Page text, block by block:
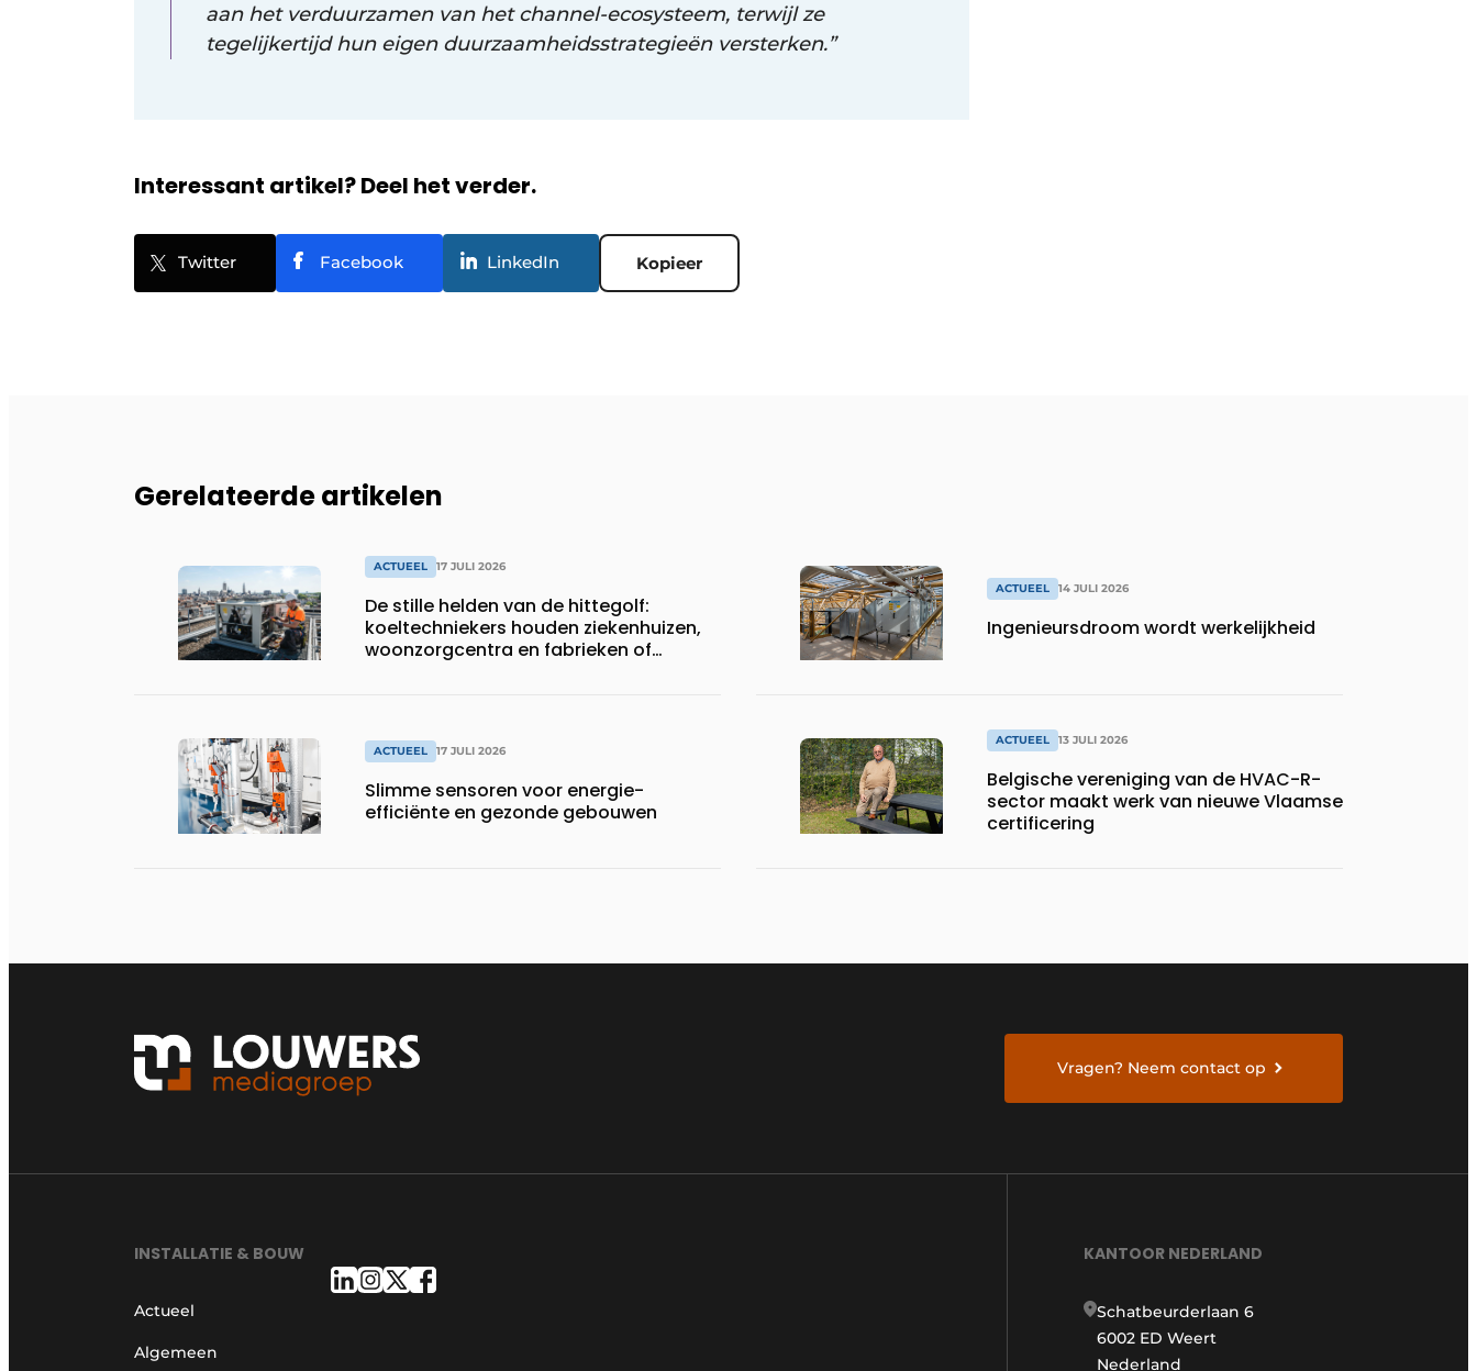
aan het verduurzamen van het channel-ecosysteem, terwijl ze
tegelijkertijd hun eigen duurzaamheidsstrategieën versterken.”
Interessant artikel? Deel het verder.
Twitter Facebook LinkedIn Kopieer
Gerelateerde artikelen
ACTUEEL 17 JULI 2026
De stille helden van de hittegolf:
koeltechniekers houden ziekenhuizen,
woonzorgcentra en fabrieken of
ACTUEEL 17 JULI 2026
Slimme sensoren voor energie-
efficiënte en gezonde gebouwen
ACTUEEL 14 JULI 2026
Ingenieursdroom wordt werkelijkheid
ACTUEEL 13 JULI 2026
Belgische vereniging van de HVAC-R-
sector maakt werk van nieuwe Vlaamse
certificering
Vragen? Neem contact op
INSTALLATIE & BOUW
Actueel
Algemeen
KANTOOR NEDERLAND
Schatbeurderlaan 6
6002 ED Weert
Nederland